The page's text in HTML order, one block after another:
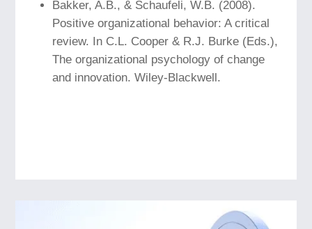
Bakker, A.B., & Schaufeli, W.B. (2008).
Positive organizational behavior: A critical
review. In C.L. Cooper & R.J. Burke (Eds.),
The organizational psychology of change
and innovation. Wiley-Blackwell.